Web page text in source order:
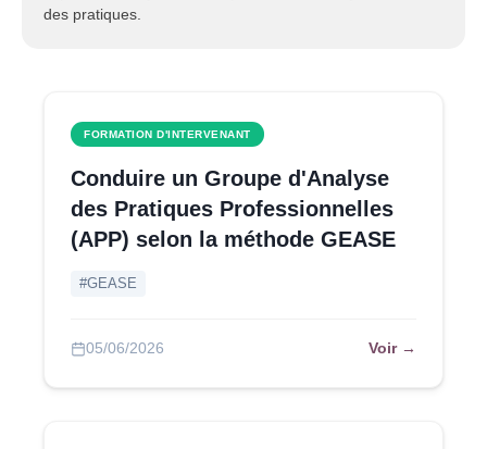
des pratiques.
FORMATION D'INTERVENANT
Conduire un Groupe d'Analyse
des Pratiques Professionnelles
(APP) selon la méthode GEASE
#GEASE
05/06/2026 Voir →